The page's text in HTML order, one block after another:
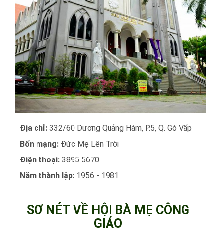
Địa chỉ: 332/60 Dương Quảng Hàm, P.5, Q. Gò Vấp
Bổn mạng: Đức Mẹ Lên Trời
Điện thoại: 3895 5670
Năm thành lập: 1956 - 1981
SƠ NÉT VỀ HỘI BÀ MẸ CÔNG
GIÁO